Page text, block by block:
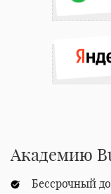
Академию
Бессрочный